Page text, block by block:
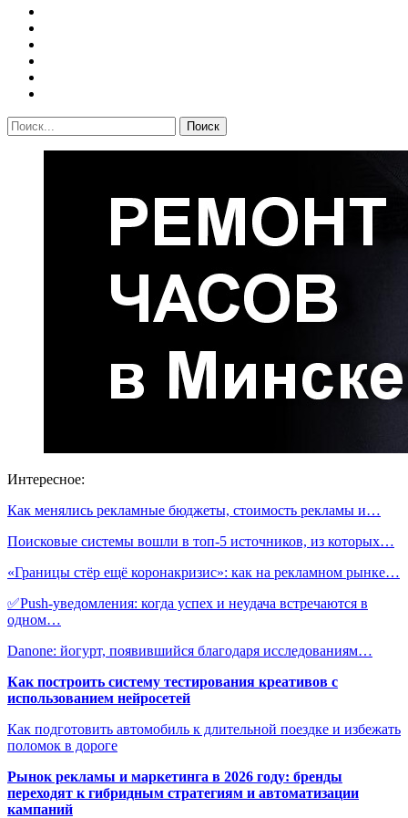
Интересное:
Как менялись рекламные бюджеты, стоимость рекламы и…
Поисковые системы вошли в топ-5 источников, из которых…
«Границы стёр ещё коронакризис»: как на рекламном рынке…
✅Push-уведомления: когда успех и неудача встречаются в
одном…
Danone: йогурт, появившийся благодаря исследованиям…
Как построить систему тестирования креативов с
использованием нейросетей
Как подготовить автомобиль к длительной поездке и избежать
поломок в дороге
Рынок рекламы и маркетинга в 2026 году: бренды
переходят к гибридным стратегиям и автоматизации
кампаний